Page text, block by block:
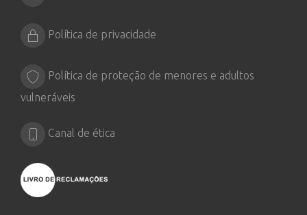
Política de privacidade
Política de proteção de menores e adultos
vulneráveis
Canal de ética